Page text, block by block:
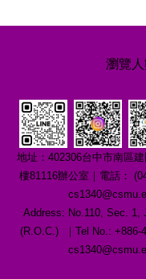
地址：402306台中市南區
樓81116辦公室｜電話：
Address: No.110, Sec. 1,
(R.O.C.) ｜Tel No.: +886-